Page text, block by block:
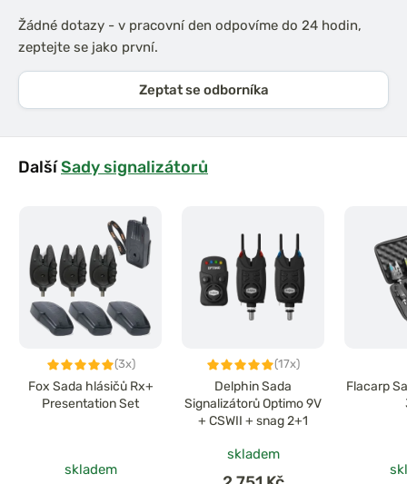
Žádné dotazy - v pracovní den odpovíme do 24 hodin,
zeptejte se jako první.
Zeptat se odborníka
DalšíSady signalizátorů
(3x)
Fox Sada hlásičů Rx+
Presentation Set
skladem
(17x)
Delphin Sada
Signalizátorů Optimo 9V
+ CSWII + snag 2+1
skladem
Flacarp